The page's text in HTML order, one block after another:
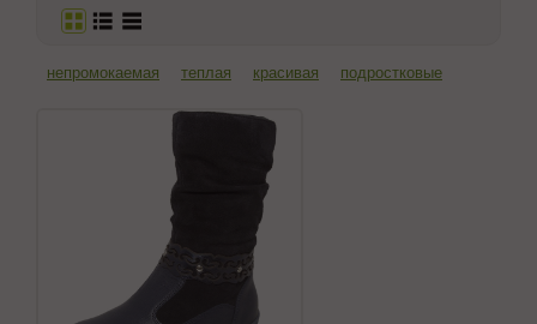
непромокаемая теплая красивая подростковые